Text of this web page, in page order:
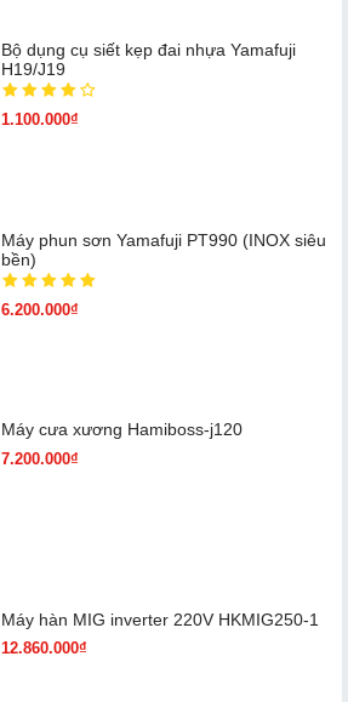
Bộ dụng cụ siết kẹp đai nhựa Yamafuji
H19/J19
1.100.000₫
Máy phun sơn Yamafuji PT990 (INOX siêu
bền)
6.200.000₫
Máy cưa xương Hamiboss-j120
7.200.000₫
Máy hàn MIG inverter 220V HKMIG250-1
12.860.000₫